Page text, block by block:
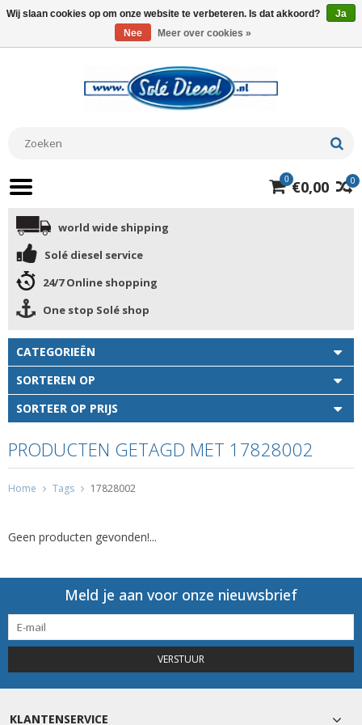
0
0 €0,00
world wide shipping
Solé diesel service
24/7 Online shopping
One stop Solé shop
CATEGORIEËN
SORTEREN OP
SORTEER OP PRIJS
PRODUCTEN GETAGD MET 17828002
Home Tags 17828002
Geen producten gevonden!...
Meld je aan voor onze nieuwsbrief
VERSTUUR
KLANTENSERVICE
Wij slaan cookies op om onze website te verbeteren. Is dat akkoord?
Ja
Nee
Meer over cookies »